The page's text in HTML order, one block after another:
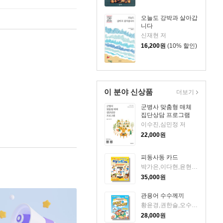
오늘도 강박과 살아갑
니다
신재현 저
16,200원 (10% 할인)
이 분야 신상품
군병사 맞춤형 매체
집단상담 프로그램
이수진,심민정 저
22,000원
피동사동 카드
35,000원
관용어 수수께끼
28,000원
더보기